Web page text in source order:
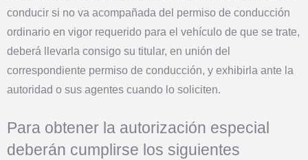
conducir si no va acompañada del permiso de conducción
ordinario en vigor requerido para el vehículo de que se trate,
deberá llevarla consigo su titular, en unión del
correspondiente permiso de conducción, y exhibirla ante la
autoridad o sus agentes cuando lo soliciten.
Para obtener la autorización especial
deberán cumplirse los siguientes